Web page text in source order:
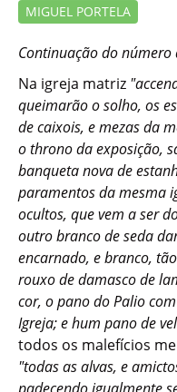
MIGUEL PORTELA
Continuação do
Na igreja matriz
queimarão o solho, os
de caixois, e mezas da
o throno da exposição,
banqueta nova de
paramentos da mesma
ocultos, que vem a ser
outro branco de seda
encarnado, e branco,
rouxo de damasco de
cor, o pano do Palio
Igreja; e hum pano de
todos os malefícios
"todas as alvas, e
padecendo igualmente